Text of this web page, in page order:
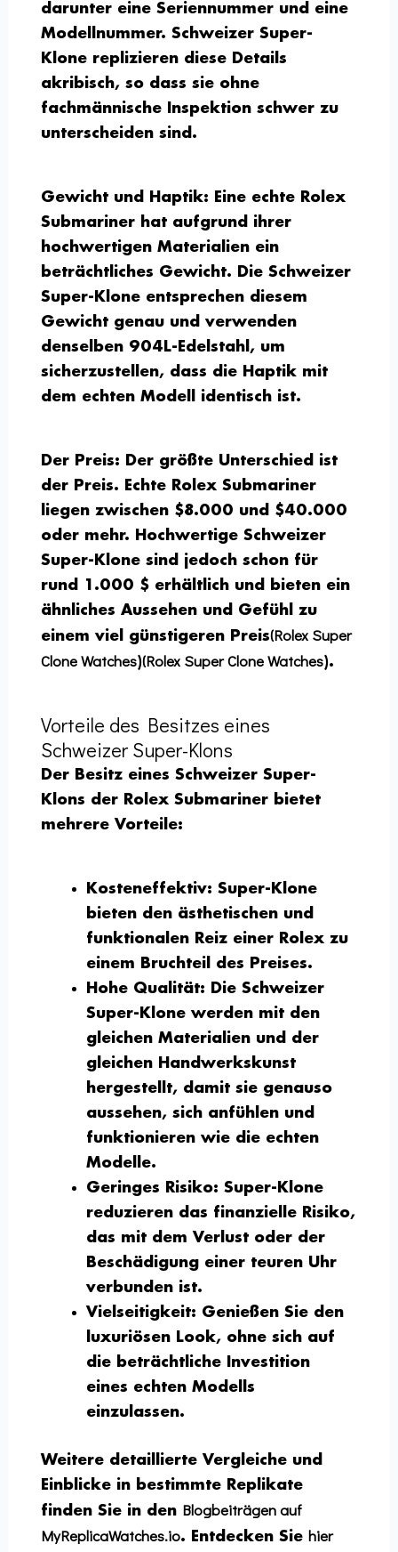
darunter eine Seriennummer und eine
Modellnummer. Schweizer Super-
Klone replizieren diese Details
akribisch, so dass sie ohne
fachmännische Inspektion schwer zu
unterscheiden sind.
Gewicht und Haptik: Eine echte Rolex
Submariner hat aufgrund ihrer
hochwertigen Materialien ein
beträchtliches Gewicht. Die Schweizer
Super-Klone entsprechen diesem
Gewicht genau und verwenden
denselben 904L-Edelstahl, um
sicherzustellen, dass die Haptik mit
dem echten Modell identisch ist.
Der Preis: Der größte Unterschied ist
der Preis. Echte Rolex Submariner
liegen zwischen $8.000 und $40.000
oder mehr. Hochwertige Schweizer
Super-Klone sind jedoch schon für
rund 1.000 $ erhältlich und bieten ein
ähnliches Aussehen und Gefühl zu
einem viel günstigeren Preis(Rolex Super
Clone Watches)(Rolex Super Clone Watches).
Vorteile des Besitzes eines
Schweizer Super-Klons
Der Besitz eines Schweizer Super-
Klons der Rolex Submariner bietet
mehrere Vorteile:
Kosteneffektiv: Super-Klone
bieten den ästhetischen und
funktionalen Reiz einer Rolex zu
einem Bruchteil des Preises.
Hohe Qualität: Die Schweizer
Super-Klone werden mit den
gleichen Materialien und der
gleichen Handwerkskunst
hergestellt, damit sie genauso
aussehen, sich anfühlen und
funktionieren wie die echten
Modelle.
Geringes Risiko: Super-Klone
reduzieren das finanzielle Risiko,
das mit dem Verlust oder der
Beschädigung einer teuren Uhr
verbunden ist.
Vielseitigkeit: Genießen Sie den
luxuriösen Look, ohne sich auf
die beträchtliche Investition
eines echten Modells
einzulassen.
Weitere detaillierte Vergleiche und
Einblicke in bestimmte Replikate
finden Sie in den Blogbeiträgen auf
MyReplicaWatches.io. Entdecken Sie hier